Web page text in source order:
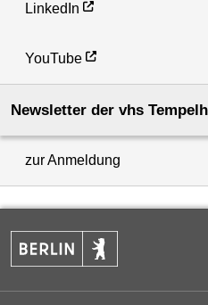
LinkedIn
YouTube
Newsletter der vhs
zur Anmeldung